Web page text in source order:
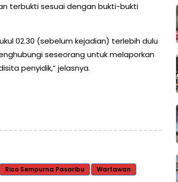
terbukti sesuai dengan bukti-bukti
02.30 (sebelum kejadian) terlebih dulu
seseorang untuk melaporkan
penyidik,” jelasnya.
Rico Sempurna Pasaribu Wartawan